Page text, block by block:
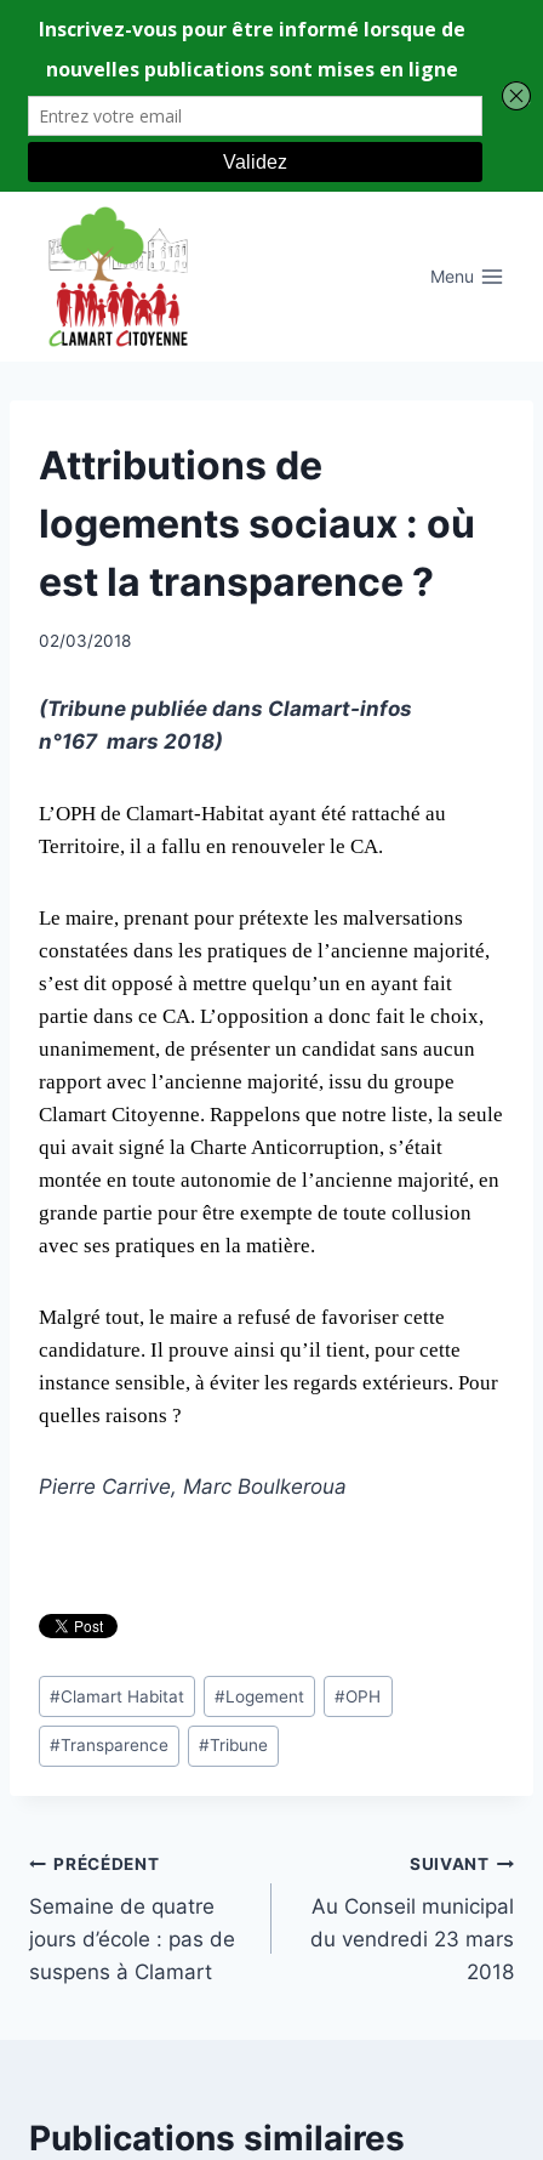
contenu
Menu
UNCATEGORIZED
Attributions de
logements sociaux : où
est la transparence ?
Par
02/03/2018
(Tribune publiée dans Clamart-infos
n°167 mars 2018)
L’OPH de Clamart-Habitat ayant été rattaché au
Territoire, il a fallu en renouveler le CA.
Le maire, prenant pour prétexte les malversations
constatées dans les pratiques de l’ancienne majorité,
s’est dit opposé à mettre quelqu’un en ayant fait
partie dans ce CA. L’opposition a donc fait le choix,
unanimement, de présenter un candidat sans aucun
rapport avec l’ancienne majorité, issu du groupe
Clamart Citoyenne. Rappelons que notre liste, la seule
qui avait signé la Charte Anticorruption, s’était
montée en toute autonomie de l’ancienne majorité, en
grande partie pour être exempte de toute collusion
avec ses pratiques en la matière.
Malgré tout, le maire a refusé de favoriser cette
candidature. Il prouve ainsi qu’il tient, pour cette
instance sensible, à éviter les regards extérieurs. Pour
quelles raisons ?
Pierre Carrive, Marc Boulkeroua
Étiquettes
de
la
#Clamart Habitat #Logement #OPH
#Transparence #Tribune
Navigation
de
l’article
PRÉCÉDENT
Semaine de quatre
jours d’école : pas de
suspens à Clamart
SUIVANT
Au Conseil municipal
du vendredi 23 mars
2018
Publications similaires